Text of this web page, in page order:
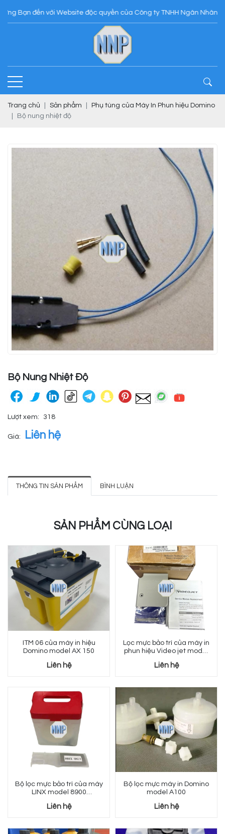
đến với Website độc quyền của Công ty TNHH Ngân Nhân Phát
Trang chủ Sản phẩm
Phụ tùng của Máy In Phun hiệu Domino
Bộ nung nhiệt độ
Bộ Nung Nhiệt Độ
Lượt xem: 318
Giá: Liên hệ
THÔNG TIN SẢN PHẨM BÌNH LUẬN
SẢN PHẨM CÙNG LOẠI
ITM 06 của máy in hiệu
Domino model AX 150
Liên hệ
Lọc mực bảo trì của máy in
phun hiệu Video jet model
Liên hệ
Bộ lọc mực bảo trì của máy
LINX model 8900
Liên hệ
Bộ lọc mực máy in Domino
model A100
Liên hệ